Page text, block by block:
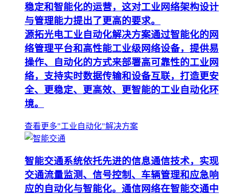
稳定和智能化的运营，这对工业网络架构设计
与管理能力提出了更高的要求。
源拓光电工业自动化解决方案通过智能化的网
络管理平台和高性能工业级网络设备，提供易
操作、自动化的方式来部署高可靠性的工业网
络，支持实时数据传输和设备互联，打造更安
全、更稳定、更高效、更智能的工业自动化环
境。
查看更多"工业自动化"解决方案
智能交通系统依托先进的信息通信技术，实现
交通流量监测、信号控制、车辆管理和应急响
应的自动化与智能化。通信网络在智能交通中